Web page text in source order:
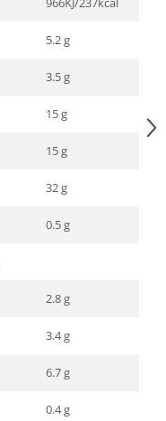
5.2 g
3.5 g
15 g
15 g
32 g
0.5 g
2.8 g
3.4 g
6.7 g
0.4 g